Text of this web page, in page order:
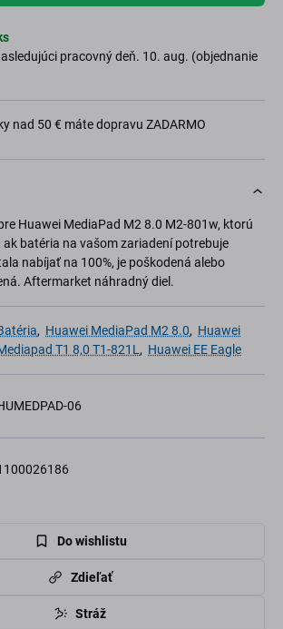
pracovný deň. 10. aug. (objednanie
nad 50 € máte dopravu ZADARMO
Huawei MediaPad M2 8.0 M2-801w, ktorú
ak batéria na vašom zariadení potrebuje
nabíjať na 100%, je poškodená alebo
Aftermarket náhradný diel.
, Huawei MediaPad M2 8.0, Huawei
T1 8,0 T1-821L, Huawei EE Eagle
06
Do wishlistu
Zdieľať
Stráž